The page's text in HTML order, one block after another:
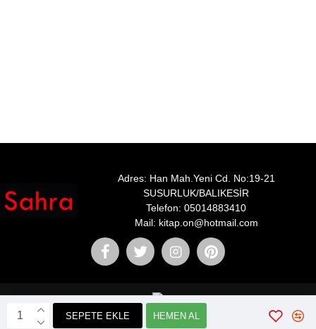
SEPETE EKLE HEMEN AL
Adres: Han Mah.Yeni Cd. No:19-21
SUSURLUK/BALIKESİR
Telefon: 05014883410
Mail: kitap.on@hotmail.com